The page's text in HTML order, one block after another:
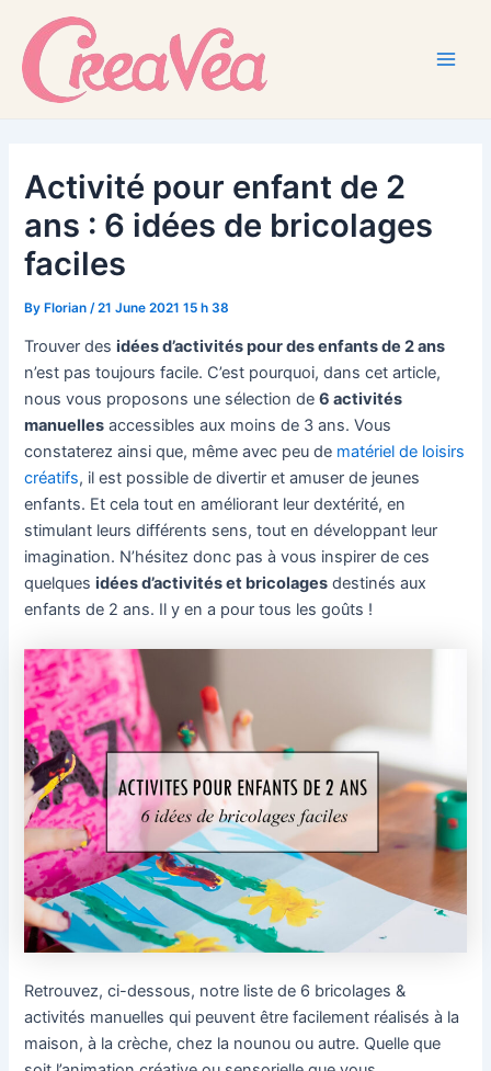
content
Activité pour enfant de 2
ans : 6 idées de bricolages
faciles
By Florian/21 June 2021 15 h 38
Trouver desidées d’activités pour des enfants de 2 ans
n’est pas toujours facile. C’est pourquoi, dans cet article,
nous vous proposons une sélection de6 activités
manuelles accessibles aux moins de 3 ans. Vous
constaterez ainsi que, même avec peu de matériel de loisirs
créatifs, il est possible de divertir et amuser de jeunes
enfants. Et cela tout en améliorant leur dextérité, en
stimulant leurs différents sens, tout en développant leur
imagination. N’hésitez donc pas à vous inspirer de ces
quelquesidées d’activités et bricolages destinés aux
enfants de 2 ans. Il y en a pour tous les goûts !
Retrouvez, ci-dessous, notre liste de 6 bricolages &
activités manuelles qui peuvent être facilement réalisés à la
maison, à la crèche, chez la nounou ou autre. Quelle que